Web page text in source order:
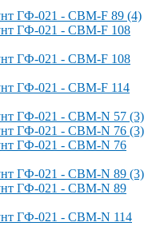
ГФ-021 - СВМ-F 89 (4)
ГФ-021 - СВМ-F 108
ГФ-021 - СВМ-F 108
ГФ-021 - СВМ-F 114
ГФ-021 - СВМ-N 57 (3)
ГФ-021 - СВМ-N 76 (3)
ГФ-021 - СВМ-N 76
ГФ-021 - СВМ-N 89 (3)
ГФ-021 - СВМ-N 89
ГФ-021 - СВМ-N 114